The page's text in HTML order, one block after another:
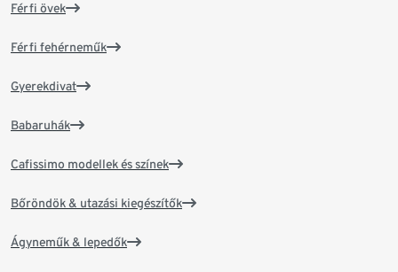
Férfi övek
Férfi fehérneműk
Gyerekdivat
Babaruhák
Cafissimo modellek és színek
Bőröndök & utazási kiegészítők
Ágyneműk & lepedők